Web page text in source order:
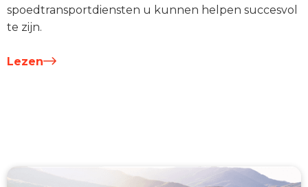
spoedtransportdiensten u kunnen helpen succesvol
te zijn.
Lezen